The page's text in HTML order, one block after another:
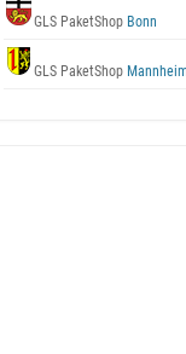
GLS PaketShop Bonn
GLS PaketShop